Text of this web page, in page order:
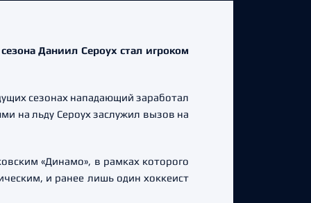
Даниил Сероух стал игроком
сезонах нападающий заработал
на льду Сероух заслужил вызов на
«Динамо», в рамках которого
и ранее лишь один хоккеист